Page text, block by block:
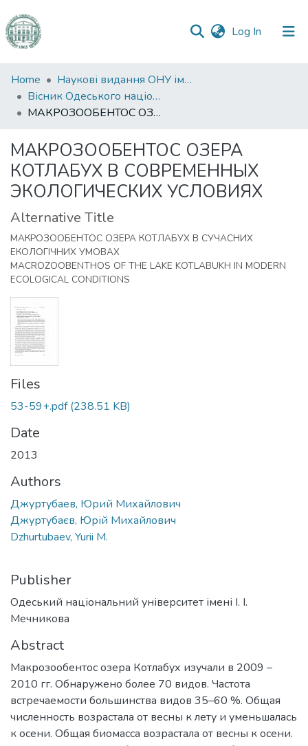
Log In (current)
Communities
&
Collections
Statistics
Home
Наукові видання ОНУ імені І. І. Мечникова
Вісник Одеського національного університету. Біологія
МАКРОЗООБЕНТОС ОЗЕРА КОТЛАБУХ В СОВРЕМЕННЫХ ЭКОЛОГИЧЕСКИХ УСЛОВИЯХ
МАКРОЗООБЕНТОС ОЗЕРА
КОТЛАБУХ В СОВРЕМЕННЫХ
ЭКОЛОГИЧЕСКИХ УСЛОВИЯХ
Alternative Title
МАКРОЗООБЕНТОС ОЗЕРА КОТЛАБУХ В СУЧАСНИХ
ЕКОЛОГІЧНИХ УМОВАХ
MACROZOOBENTHOS OF THE LAKE KOTLABUKH IN MODERN
ECOLOGICAL CONDITIONS
Files
53-59+.pdf(238.51 KB)
Date
2013
Authors
Джуртубаев, Юрий Михайлович
Джуртубаєв, Юрій Михайлович
Dzhurtubaev, Yurii M.
Publisher
Одеський національний університет імені І. І.
Мечникова
Abstract
Макрозообентос озера Котлабух изучали в 2009 –
2010 гг. Обнаружено более 70 видов. Частота
встречаемости большинства видов 35–60 %. Общая
численность возрастала от весны к лету и уменьшалась
к осени. Общая биомасса возрастала от весны к осени.